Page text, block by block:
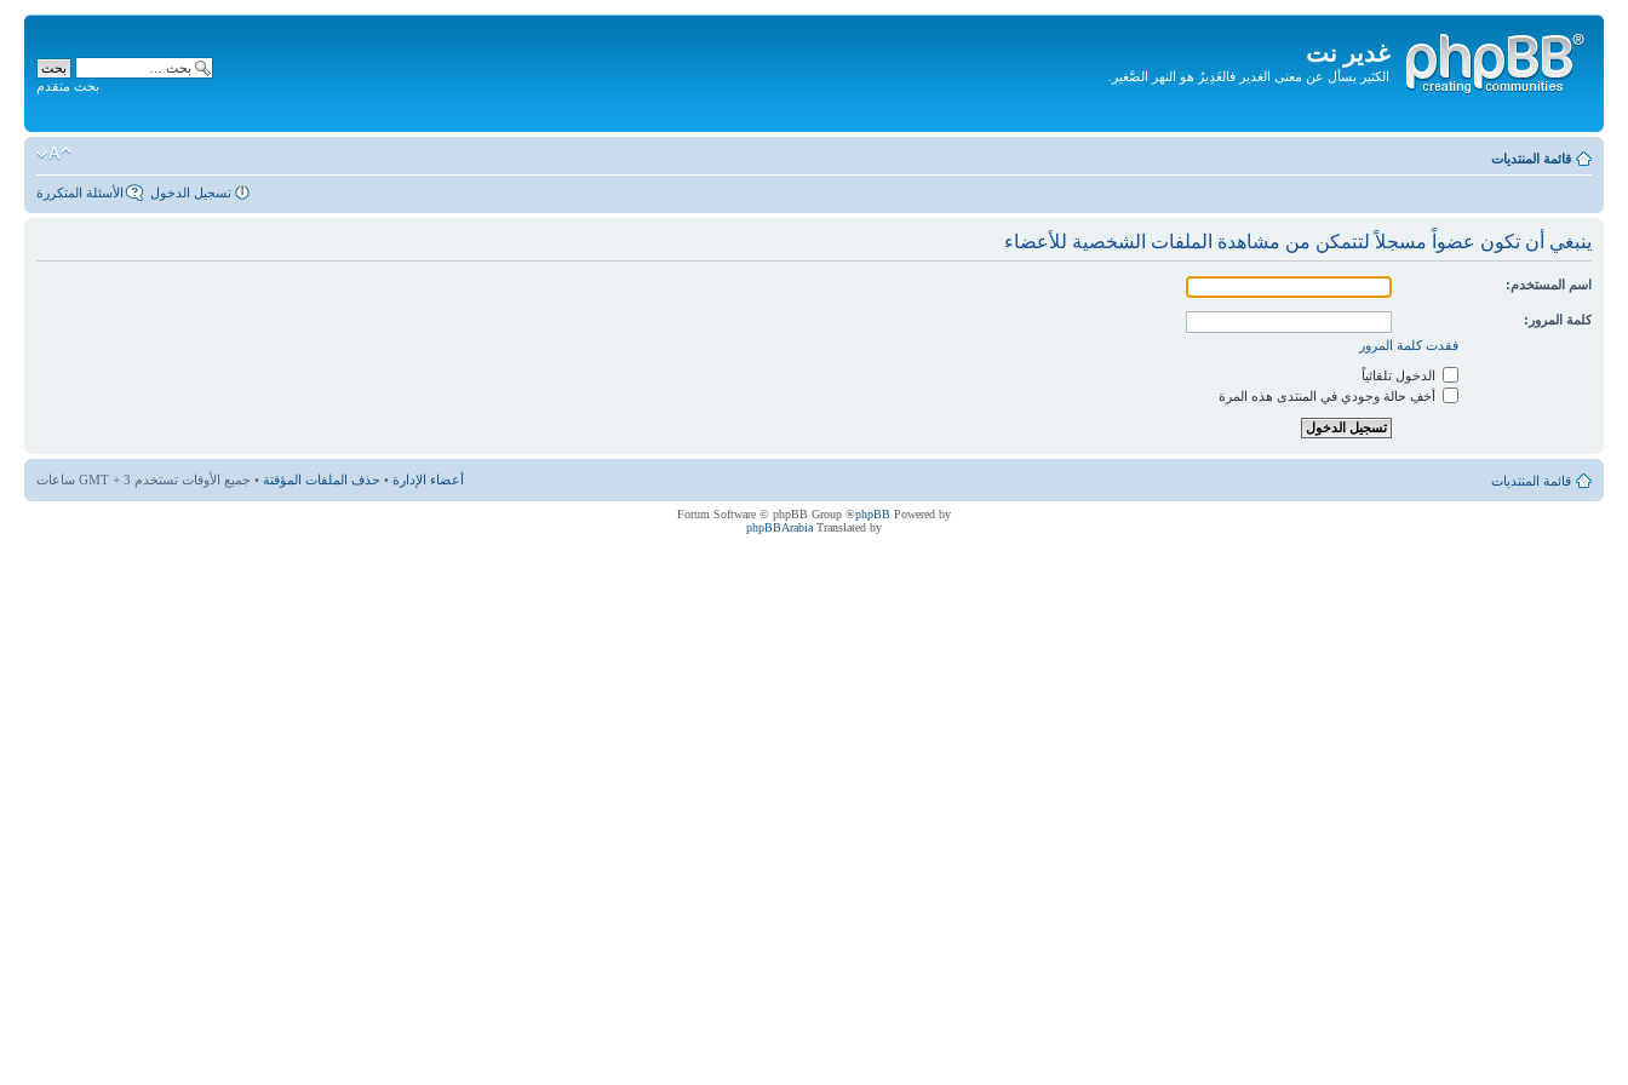
غدير نت
الكثير يسأل عن معنى الغدير فالغَدِيرُ هو النهر الصَّغير.
المحتويات
بحث متقدم
قائمة المنتديات
الأسئلة المتكررة تسجيل الدخول
ينبغي أن تكون عضواً مسجلاً لتتمكن من مشاهدة الملفات الشخصية للأعضاء
اسم المستخدم:
كلمة المرور:
فقدت كلمة المرور
الدخول تلقائياً
أخفِ حالة وجودي في المنتدى هذه المرة
قائمة المنتديات أعضاء الإدارة • حذف الملفات المؤقتة • جميع الأوقات تستخدم GMT + 3 ساعات
Powered by
phpBB
® Forum Software © phpBB Group
Translated by
phpBBArabia